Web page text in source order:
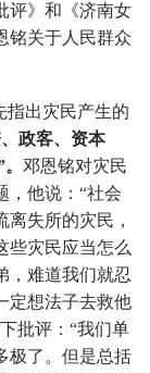
评》和《济南女
铭关于人民群众
指出灾民产生的
政客、资本
邓恩铭对灾民
，他说：“社会
离失所的灾民，
些灾民应当怎么
，难道我们就忍
定想法子去救他
批评：“我们单
极了。但是总括